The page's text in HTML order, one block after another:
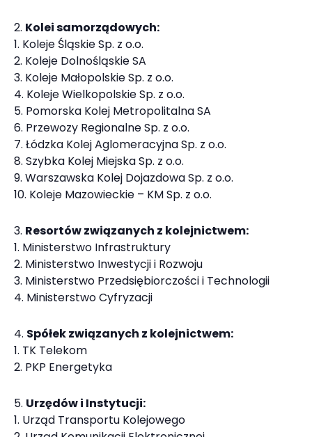
Kolei samorządowych:
Koleje Śląskie Sp. z o.o.
Koleje Dolnośląskie SA
Koleje Małopolskie Sp. z o.o.
Koleje Wielkopolskie Sp. z o.o.
Pomorska Kolej Metropolitalna SA
Przewozy Regionalne Sp. z o.o.
Łódzka Kolej Aglomeracyjna Sp. z o.o.
Szybka Kolej Miejska Sp. z o.o.
Warszawska Kolej Dojazdowa Sp. z o.o.
Koleje Mazowieckie – KM Sp. z o.o.
Resortów związanych z kolejnictwem:
Ministerstwo Infrastruktury
Ministerstwo Inwestycji i Rozwoju
Ministerstwo Przedsiębiorczości i Technologii
Ministerstwo Cyfryzacji
Spółek związanych z kolejnictwem:
TK Telekom
PKP Energetyka
Urzędów i Instytucji:
Urząd Transportu Kolejowego